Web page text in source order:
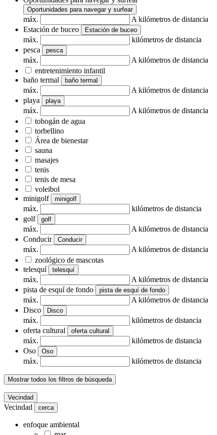
Oportunidades para navegar y surfear
máx.
A kilómetros de distancia
Estación de buceo
Estación de buceo
máx.
kilómetros de distancia
pesca
pesca
máx.
A kilómetros de distancia
entretenimiento infantil
baño termal
baño termal
máx.
A kilómetros de distancia
playa
playa
máx.
A kilómetros de distancia
tobogán de agua
torbellino
Área de bienestar
sauna
masajes
tenis
tenis de mesa
voleibol
minigolf
minigolf
máx.
kilómetros de distancia
golf
golf
máx.
A kilómetros de distancia
Conducir
Conducir
máx.
A kilómetros de distancia
zoológico de mascotas
telesquí
telesquí
máx.
A kilómetros de distancia
pista de esquí de fondo
pista de esquí de fondo
máx.
A kilómetros de distancia
Disco
Disco
máx.
kilómetros de distancia
oferta cultural
oferta cultural
máx.
kilómetros de distancia
Oso
Oso
máx. kilómetros de distancia
Mostrar todos los filtros de búsqueda
Vecindad
Vecindad cerca
enfoque ambiental